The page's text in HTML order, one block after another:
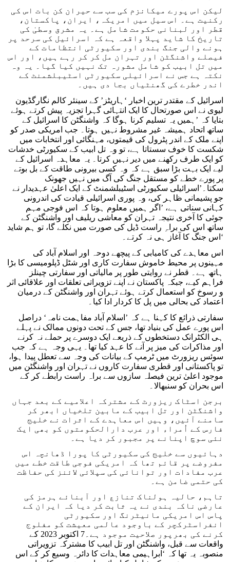
رکنیت ہے۔ اس سیل میں امریکہ، ایران، پاکستان،
قطر اور لبنانی حکومت شامل ہے۔ یہ مشرق وسطیٰ کی
تاریخ کا شاید پہلا واقعہ ہے کہ اسرائیل کی سرحد پر
ہونے والی جنگ بندی اور سکیورٹی انتظامات کے
فیصلے واشنگٹن اور تہران مل کر کر رہے ہیں، اور اس
میں تل ابیب کو شامل مشورہ تک نہیں کیا گیا۔ یہ وہ
نکتہ ہے جس نے اسرائیلی سکیورٹی اسٹیبلشمنٹ کے
اندر خطرے کی گھنٹیاں بجا دی ہیں۔
اسرائیل کے مقتدر ترین اخبار ‘ہاریٹز’ کے سینئر کالم نگارگڈیون
لیوی نے اس صورتحال کا ایک انتہائی گہرا تجزیہ پیش کرتے ہوئے
بتایا کہ ’ہمیں یہ تسلیم کرنا ہوگا کہ واشنگٹن کا اسرائیل کے
ساتھ اتحاد ہمیشہ غیر مشروط نہیں ہوتا۔ جب امریکی صدر کو
اپنے ملک کے اندر پٹرول کی قیمتوں، مہنگائی اور انتخابات میں
شکست کا خوف سستاتا ہے، تو وہ تل ابیب کے سکیورٹی خدشات
کو ایک طرف رکھنے میں دیر نہیں کرتا۔ یہ معاہدہ اسرائیل کے
لیے ایک بہت بڑا سبق ہے کہ وہ کسی بیرونی طاقت کے بل بوتے
پر پورے خطے کو مستقل جنگ کی آگ میں نہیں جھونک
سکتا۔’اسرائیلی سکیورٹی اسٹیبلشمنٹ کے ایک اعلیٰ عہدیدار نے
جو پشیمانی ظاہر کی، وہ پوری اسرائیلی قیادت کی اندرونی
کہانی سناتی ہے، ’اگر ہمیں معلوم ہوتا کہ اس فوجی مہم
جوئی کا آخری نتیجہ تہران کو معاشی ریلیف اور واشنگٹن کے
ساتھ اس کی براہِ راست ڈیل کی صورت میں نکلے گا، تو ہم شاید
اس جنگ کا آغاز ہی نہ کرتے۔‘
اس معاہدے کی کامیابی کے پیچھے دوحہ اور اسلام آباد کی
مہینوں پر محیط خاموش سفارت کاری اور شٹل ڈپلومیسی کا بڑا
ہاتھ ہے۔ قطر نے روایتی طور پر مالیاتی اور سفارتی چینلز
فراہم کیے، جبکہ پاکستان نے اپنے تزویراتی تعلقات اور علاقائی اثر
و رسوخ کو استعمال کرتے ہوئے تہران اور واشنگٹن کے درمیان
اعتماد کی بحالی میں پل کا کردار ادا کیا۔
سفارتی ذرائع کا کہنا ہے کہ ’اسلام آباد مفاہمت نامہ‘ دراصل
اس پورے عمل کی بنیاد تھا، جس کے تحت دونوں ممالک نے پہلے
ہی الکٹرانک دستخطوں کے ذریعے ایک دوسرے پر حملے نہ کرنے
اور مذاکرات کی میز پر آنے کا عہد کیا تھا۔ یہی وجہ ہے کہ جب
سوئس ریزورٹ میں ٹرمپ کے بیانات کی وجہ سے تعطل پیدا ہوا،
تو پاکستانی اور قطری سفارت کاروں نے تہران اور واشنگٹن میں
موجود اعلیٰ ترین فیصلہ سازوں سے براہ راست رابطے کر کے
اس بحران کو سنبھالا۔
برجن اسٹاک ریزورٹ کے مشترکہ اعلامیے کے بعد جہاں
واشنگٹن اور تل ابیب کے مابین تلخیاں ابھر کر
سامنے آئیں، وہیں اس معاہدے کے اثرات نے خلیج
فارس کے اُمراء اور عرب دارالحکومتوں کو بھی ایک
نئی سوچ اپنانے پر مجبور کر دیا ہے۔
دہائیوں سے خلیج کی سکیورٹی کا پورا ڈھانچہ اس
مفروضے پر قائم تھا کہ امریکی فوجی طاقت خطے میں
عرب مفادات اور توانائی کی سپلائی لائنز کی حفاظت
کی حتمی ضامن ہے۔
تاہم، حالیہ ہولناک تنازع اور آبنائے ہرمز کی
عارضی ناکہ بندی نے یہ ثابت کر دیا کہ ایران کے
پاس اس امریکی مانیٹرنگ اور سکیورٹی
انفراسٹرکچر کے باوجود عالمی معیشت کو مفلوج
کرنے کی بھرپور صلاحیت موجود ہے۔7 اکتوبر 2023 کے
واقعات سے قبل، واشنگٹن اور تل ابیب کا مشترکہ تزویراتی
منصوبہ یہ تھا کہ ‘ابراہیمی معاہدات کا دائرہ وسیع کر کے اس